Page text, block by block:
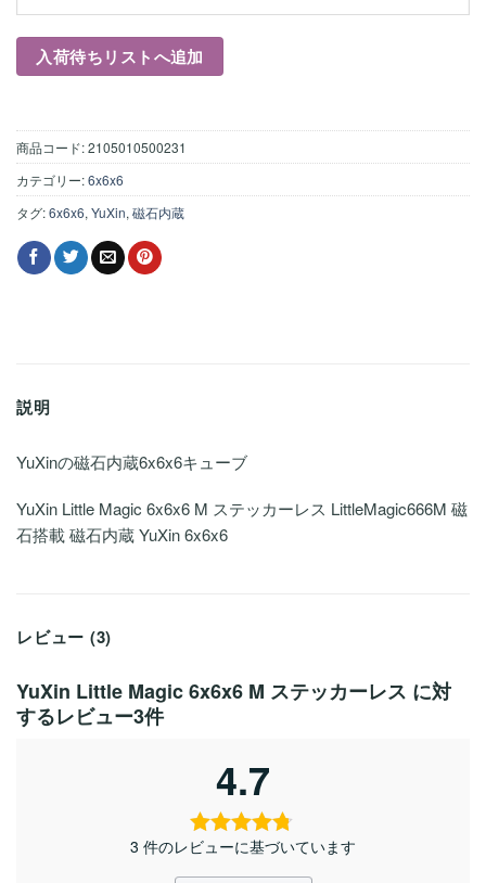
商品コード:2105010500231
カテゴリー:6x6x6
タグ:6x6x6, YuXin, 磁石内蔵
説明
YuXinの磁石内蔵6x6x6キューブ
YuXin Little Magic 6x6x6 M ステッカーレス LittleMagic666M 磁
石搭載 磁石内蔵 YuXin 6x6x6
レビュー (3)
YuXin Little Magic 6x6x6 M ステッカーレス に対
するレビュー3件
4.7
3 件のレビューに基づいています